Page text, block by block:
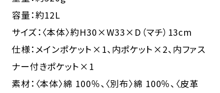
容量：約12L
サイズ：〈本体〉約H30×W33×D（マチ）13cm
仕様：メインポケット×1、内ポケット×2、内ファス
ナー付きポケット×1
素材：〈本体〉綿 100％、〈別布〉綿 100％、〈皮革